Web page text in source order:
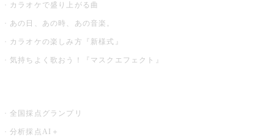
カラオケで盛り上がる曲
あの日、あの時、あの音楽。
カラオケの楽しみ方『新様式』
気持ちよく歌おう！『マスクエフェクト』
全国採点グランプリ
分析採点AI＋